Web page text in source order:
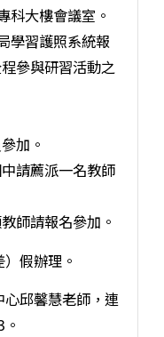
科大樓會議室。
學習護照系統報
參與研習活動之
加。
請薦派一名教師
師請報名參加。
假辦理。
邱馨慧老師，連